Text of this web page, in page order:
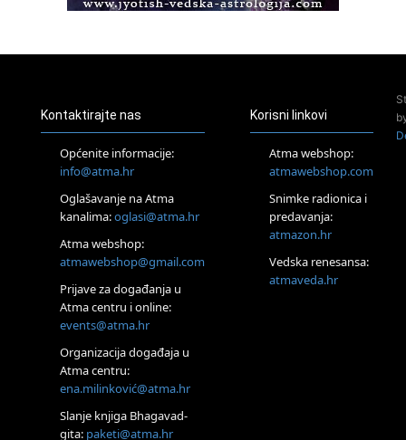
Access BARS®, otpusti stres
Pjesma srca / Zagreb
Tečaj Višeg Vodstva, razvijanja intuicije i Akaša zapisa
Online
Upisi u program Profesionalni hipnoterapeut — nova
Online
Postanite Nositelj Vibracije Nove Zemlje
Visoko
Alemka Dauskardt – Jednodnevna radionica sistemskih
konstelacija
Zagreb
HOD PO ŽERAVICI – Seminar koji mijenja tijelo, duh i um
SoulFest – Festival glazbe, mudrosti i zajedništva
Kontaktirajte nas
Općenite informacije:
info@atma.hr
Oglašavanje na Atma
kanalima:oglasi@atma.hr
Atma webshop:
atmawebshop@gmail.com
Prijave za događanja u
Atma centru i online:
events@atma.hr
Organizacija događaja u
Atma centru:
ena.milinković@atma.hr
Slanje knjiga Bhagavad-
gita: paketi@atma.hr
Korisni linkovi
Atma webshop:
atmawebshop.com
Snimke radionica i
predavanja:
atmazon.hr
Vedska renesansa:
atmaveda.hr